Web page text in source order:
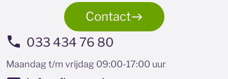
Contact
033 434 76 80
Maandag t/m vrijdag 09:00-17:00 uur